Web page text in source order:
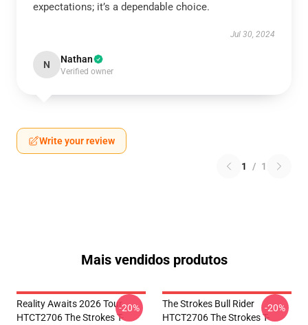
expectations; it’s a dependable choice.
Jul 30, 2024
N Nathan
Verified owner
Write your review
1 / 1
Mais vendidos produtos
Reality Awaits 2026 Tour
HTCT2706 The Strokes T-
-20%
The Strokes Bull Rider
HTCT2706 The Strokes T-
-20%